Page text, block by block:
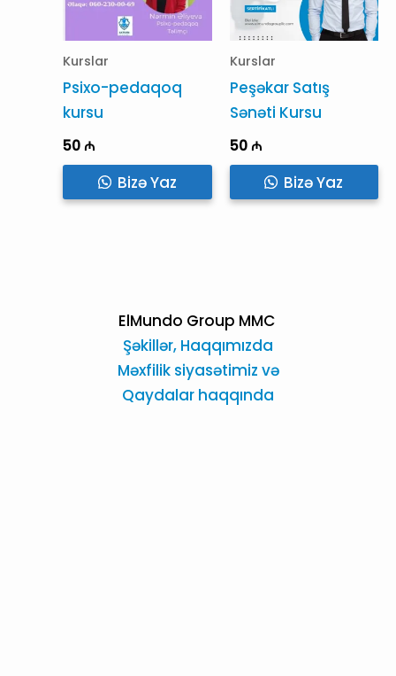
Kurslar
Psixo-pedaqoq
kursu
50₼
Bizə Yaz
Kurslar
Peşəkar Satış
Sənəti Kursu
50₼
Bizə Yaz
ElMundo Group MMC
Şəkillər, Haqqımızda
Məxfilik siyasətimiz və
Qaydalar haqqında